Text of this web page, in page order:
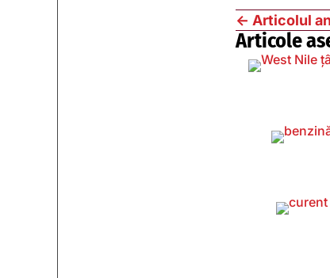
← Articolul
Articole